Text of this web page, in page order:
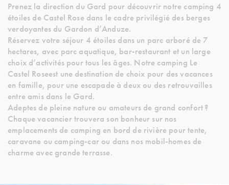
Prenez la direction du Gard pour découvrir notre camping 4
étoiles de Castel Rose dans le cadre privilégié des berges
verdoyantes du Gardon d’Anduze.
Réservez votre séjour 4 étoiles dans un parc arboré de 7
hectares, avec parc aquatique, bar-restaurant et un large
choix d’activités pour tous les âges. Notre camping Le
Castel Roseest une destination de choix pour des vacances
en famille, pour une escapade à deux ou des retrouvailles
entre amis dans le Gard.
Adeptes de pleine nature ou amateurs de grand confort ?
Chaque vacancier trouvera son bonheur sur nos
emplacements de camping en bord de rivière pour tente,
caravane ou camping-car ou dans nos mobil-homes de
charme avec grande terrasse.